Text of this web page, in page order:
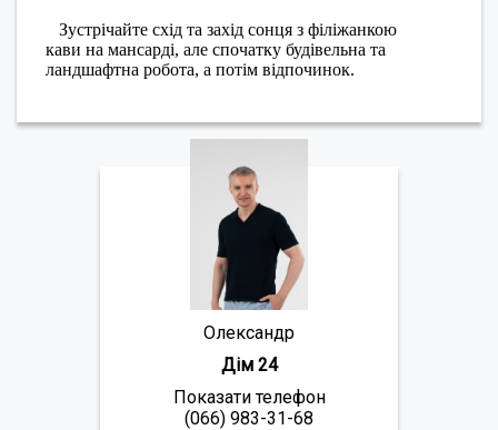
Зустрічайте схід та захід сонця з філіжанкою
кави на мансарді, але спочатку будівельна та
ландшафтна робота, а потім відпочинок.
Олександр
Дім 24
Показати телефон
(066) 983-31-68